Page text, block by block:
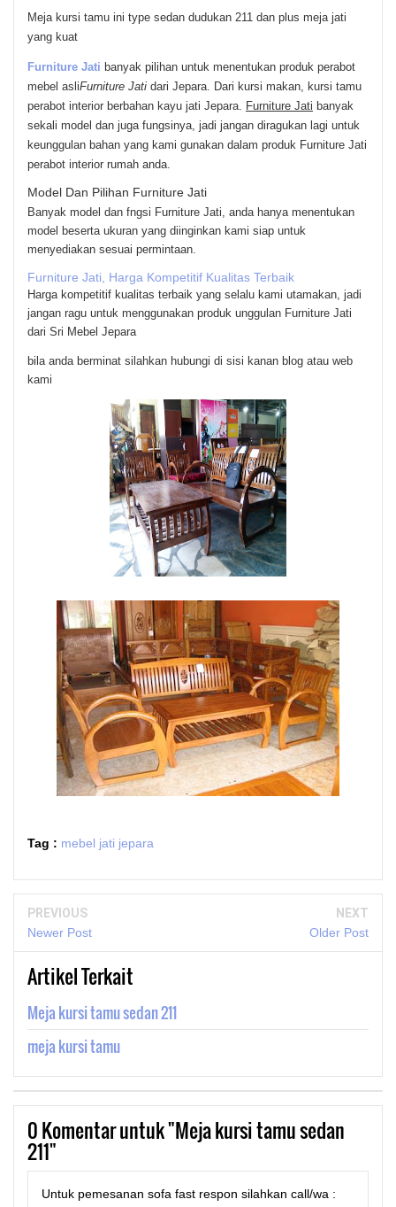
Meja kursi tamu ini type sedan dudukan 211 dan plus meja jati
yang kuat
Furniture Jati banyak pilihan untuk menentukan produk perabot
mebel asliFurniture Jati dari Jepara. Dari kursi makan, kursi tamu
perabot interior berbahan kayu jati Jepara. Furniture Jati banyak
sekali model dan juga fungsinya, jadi jangan diragukan lagi untuk
keunggulan bahan yang kami gunakan dalam produk Furniture Jati
perabot interior rumah anda.
Model Dan Pilihan Furniture Jati
Banyak model dan fngsi Furniture Jati, anda hanya menentukan
model beserta ukuran yang diinginkan kami siap untuk
menyediakan sesuai permintaan.
Furniture Jati, Harga Kompetitif Kualitas Terbaik
Harga kompetitif kualitas terbaik yang selalu kami utamakan, jadi
jangan ragu untuk menggunakan produk unggulan Furniture Jati
dari Sri Mebel Jepara
bila anda berminat silahkan hubungi di sisi kanan blog atau web
kami
Tag : mebel jati jepara
PREVIOUS
Newer Post
NEXT
Older Post
Artikel Terkait
Meja kursi tamu sedan 211
meja kursi tamu
0Komentar untuk "Meja kursi tamu sedan
211"
Untuk pemesanan sofa fast respon silahkan call/wa :